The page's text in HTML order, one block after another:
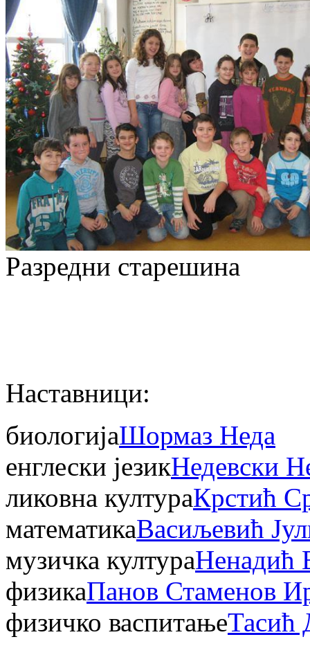
Разредни старешина
Наставници:
биологијаШормаз Неда
енглески језикНедевски
ликовна култураКрстић
математикаВасиљевић
музичка култураНенадић
физикаПанов Стаменов
физичко васпитањеТасић